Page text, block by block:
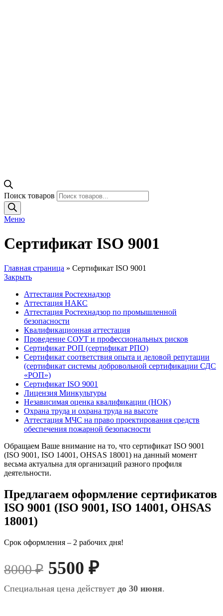
Поиск товаров
Меню
Сертификат ISO 9001
Главная страница » Сертификат ISO 9001
Закрыть
Аттестация Ростехнадзор
Аттестация НАКС
Аттестация Ростехнадзор по промышленной
безопасности
Квалификационная аттестация
Проведение СОУТ и профессиональных рисков
Сертификат РОП (сертификат РПО)
Сертификат соответствия опыта и деловой репутации
(сертификат системы добровольной сертификации СДС
«РОП»)
Сертификат ISO 9001
Лицензия Минкультуры
Независимая оценка квалификации (НОК)
Охрана труда и охрана труда на высоте
Аттестация МЧС на право проектирования средств
обеспечения пожарной безопасности
Обращаем Ваше внимание на то, что сертификат ISO 9001
(ISO 9001, ISO 14001, OHSAS 18001) на данный момент
весьма актуальна для организаций разного профиля
деятельности.
Предлагаем оформление сертификатов
ISO 9001 (ISO 9001, ISO 14001, OHSAS
18001)
Срок оформления – 2 рабочих дня!
8000 ₽ 5500 ₽
Специальная цена действует до 30 июня.